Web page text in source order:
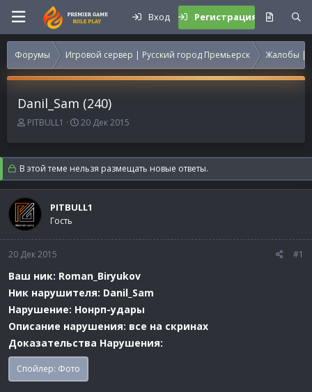
Вход Регистрация
Форумы Игровой сервер | Русский город Премьерск Жалобы |
Danil_Sam (240)
А
т
о
р
т
е
м
ы
PITBULL1
Д
т
а
н
а
а
20 Дек 2015
В этой теме нельзя размещать новые ответы.
PITBULL1
Гость
20 Дек 2015 #1
Ваш ник: Roman_Biryukov
Ник нарушителя: Danil_Sam
Нарушение: Нонрп-удары
Описание нарушения: все на скринах
Доказательства Нарушения:
Спойлер: Фото